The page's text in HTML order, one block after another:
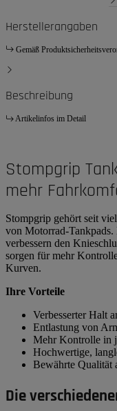
Herstellerangaben
Gemäß
Beschreibung
Artikelinfos im Detail
Stompgrip
mehr
Stompgrip gehört seit
von Motorrad-
verbessern den
sorgen für mehr
Kurven.
Ihre Vorteile
Verbesserter Halt
Entlastung von
Mehr Kontrolle in
Hochwertige,
Bewährte Qualität
Die